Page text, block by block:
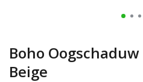
Boho
Beige